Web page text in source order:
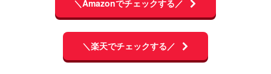
＼Amazonでチェックする／
＼楽天でチェックする／